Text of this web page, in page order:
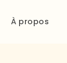
À propos